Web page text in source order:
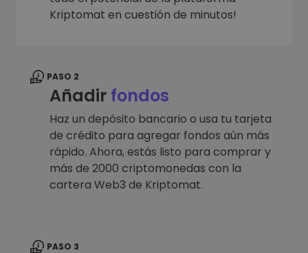
Kriptomat en cuestión de minutos!
PASO 2
Añadir fondos
Haz un depósito bancario o usa tu tarjeta
de crédito para agregar fondos aún más
rápido. Ahora, estás listo para comprar y
más de 2000 criptomonedas con la
cartera Web3 de Kriptomat.
PASO 3